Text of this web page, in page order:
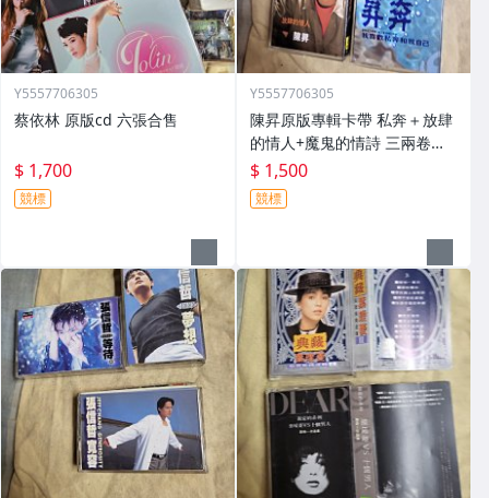
Y5557706305
蔡依林 原版cd 六張合售
$ 1,700
競標
Y5557706305
陳昇原版專輯卡帶 私奔＋放肆
的情人+魔鬼的情詩 三兩卷合
售
$ 1,500
競標